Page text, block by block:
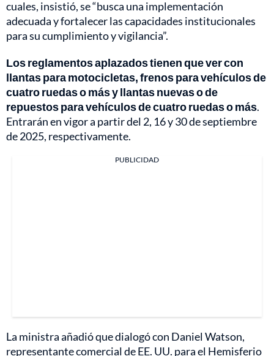
cuales, insistió, se “busca una implementación
adecuada y fortalecer las capacidades institucionales
para su cumplimiento y vigilancia”.
Los reglamentos aplazados tienen que ver con
llantas para motocicletas, frenos para vehículos de
cuatro ruedas o más y llantas nuevas o de
repuestos para vehículos de cuatro ruedas o más.
Entrarán en vigor a partir del 2, 16 y 30 de septiembre
de 2025, respectivamente.
PUBLICIDAD
La ministra añadió que dialogó con Daniel Watson,
representante comercial de EE. UU. para el Hemisferio